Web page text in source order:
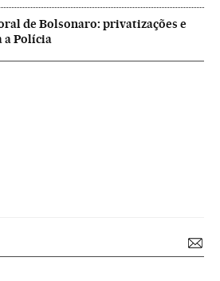
de Bolsonaro: privatizações e
a Polícia